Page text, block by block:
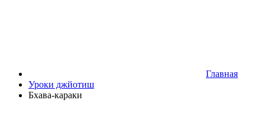
Главная
Уроки джйотиш
Бхава-караки